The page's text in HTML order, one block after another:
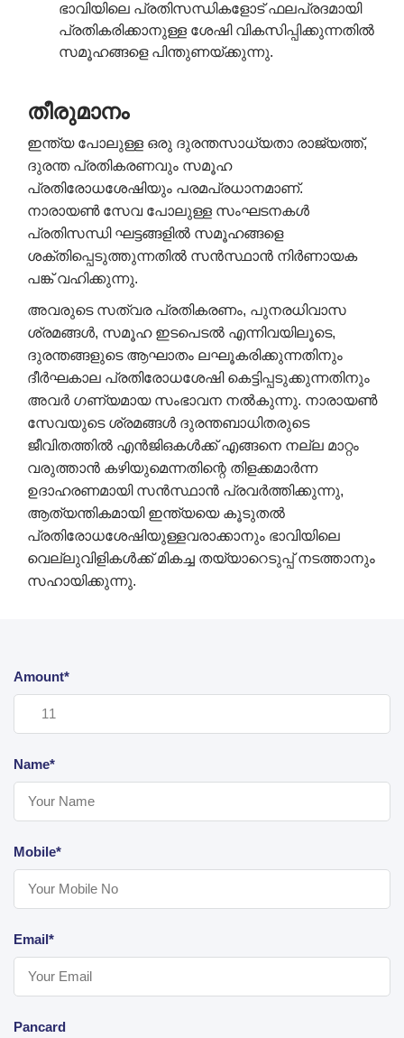
ഭാവിയിലെ പ്രതിസന്ധികളോട് ഫലപ്രദമായി
പ്രതികരിക്കാനുള്ള ശേഷി വികസിപ്പിക്കുന്നതിൽ
സമൂഹങ്ങളെ പിന്തുണയ്ക്കുന്നു.
തീരുമാനം
ഇന്ത്യ പോലുള്ള ഒരു ദുരന്തസാധ്യതാ രാജ്യത്ത്,
ദുരന്ത പ്രതികരണവും സമൂഹ
പ്രതിരോധശേഷിയും പരമപ്രധാനമാണ്.
നാരായൺ സേവ പോലുള്ള സംഘടനകൾ
പ്രതിസന്ധി ഘട്ടങ്ങളിൽ സമൂഹങ്ങളെ
ശക്തിപ്പെടുത്തുന്നതിൽ സൻസ്ഥാൻ നിർണായക
പങ്ക് വഹിക്കുന്നു.
അവരുടെ സത്വര പ്രതികരണം, പുനരധിവാസ
ശ്രമങ്ങൾ, സമൂഹ ഇടപെടൽ എന്നിവയിലൂടെ,
ദുരന്തങ്ങളുടെ ആഘാതം ലഘൂകരിക്കുന്നതിനും
ദീർഘകാല പ്രതിരോധശേഷി കെട്ടിപ്പടുക്കുന്നതിനും
അവർ ഗണ്യമായ സംഭാവന നൽകുന്നു. നാരായൺ
സേവയുടെ ശ്രമങ്ങൾ ദുരന്തബാധിതരുടെ
ജീവിതത്തിൽ എൻ‌ജി‌ഒകൾക്ക് എങ്ങനെ നല്ല മാറ്റം
വരുത്താൻ കഴിയുമെന്നതിന്റെ തിളക്കമാർന്ന
ഉദാഹരണമായി സൻസ്ഥാൻ പ്രവർത്തിക്കുന്നു,
ആത്യന്തികമായി ഇന്ത്യയെ കൂടുതൽ
പ്രതിരോധശേഷിയുള്ളവരാക്കാനും ഭാവിയിലെ
വെല്ലുവിളികൾക്ക് മികച്ച തയ്യാറെടുപ്പ് നടത്താനും
സഹായിക്കുന്നു.
Amount*
Name*
Mobile*
Email*
Pancard